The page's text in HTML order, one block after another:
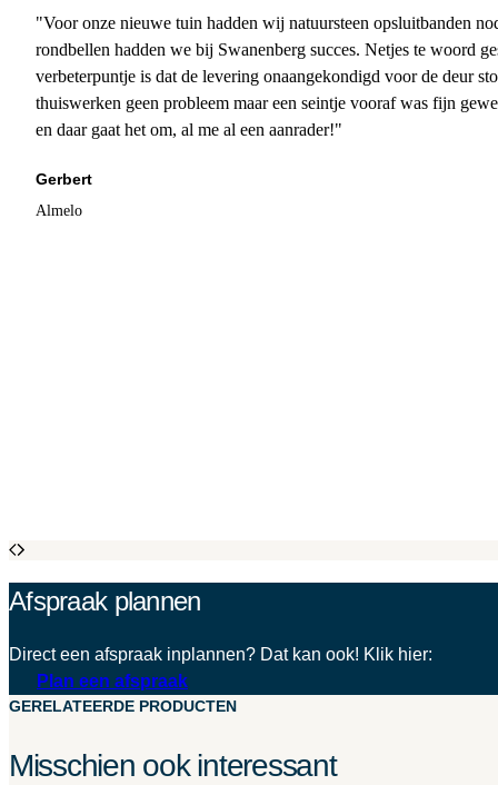
"Voor onze nieuwe tuin hadden wij natuursteen opsluitbanden
rondbellen hadden we bij Swanenberg succes. Netjes te woord
verbeterpuntje is dat de levering onaangekondigd voor de deur
thuiswerken geen probleem maar een seintje vooraf was fijn
en daar gaat het om, al me al een aanrader!"
Gerbert
Almelo
Afspraak plannen
Direct een afspraak inplannen? Dat kan ook! Klik hier:
Plan een afspraak
GERELATEERDE PRODUCTEN
Misschien ook interessant